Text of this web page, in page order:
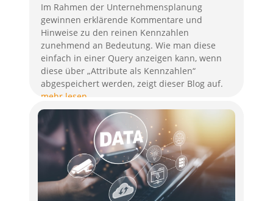
Im Rahmen der Unternehmensplanung
gewinnen erklärende Kommentare und
Hinweise zu den reinen Kennzahlen
zunehmend an Bedeutung. Wie man diese
einfach in einer Query anzeigen kann, wenn
diese über „Attribute als Kennzahlen“
abgespeichert werden, zeigt dieser Blog auf.
mehr lesen